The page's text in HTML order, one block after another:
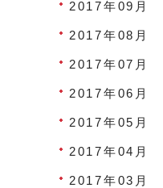
2017年09月
2017年08月
2017年07月
2017年06月
2017年05月
2017年04月
2017年03月